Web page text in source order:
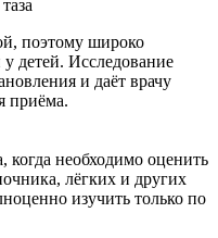
поэтому широко
у детей. Исследование
и даёт врачу
приёма.
когда необходимо оценить
лёгких и других
изучить только по